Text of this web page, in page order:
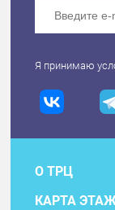
Я принимаю
О ТРЦ
КАРТА